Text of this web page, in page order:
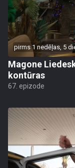
pirms 1 nedēļas, 5
Magone
kontūras
67. epizode